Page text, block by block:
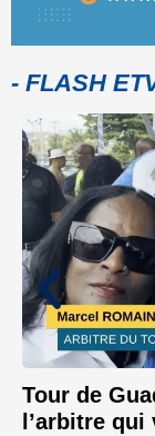
- FLASH
Tour de
l’arbitre